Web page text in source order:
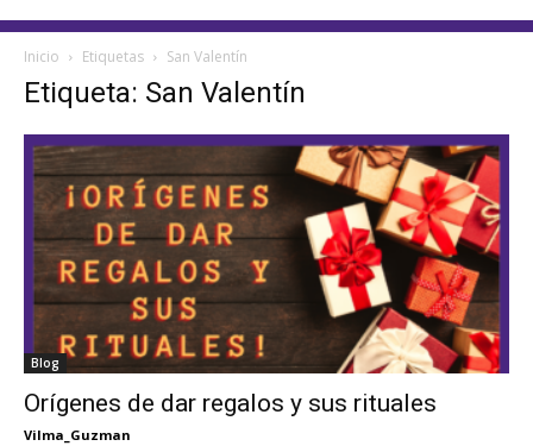
Inicio Etiquetas San Valentín
Etiqueta: San Valentín
Blog
Orígenes de dar regalos y sus rituales
Vilma_Guzman